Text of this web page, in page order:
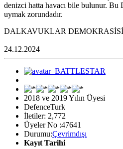
denizci hatta havacı bile bulunur. Bu
uymak zorundadır.
DALKAVUKLAR DEMOKRASİSİ
24.12.2024
2018 ve 2019 Yılın Üyesi
DefenceTurk
İletiler: 2,772
Üyeler No :47641
Durumu:Çevrimdışı
Kayıt Tarihi